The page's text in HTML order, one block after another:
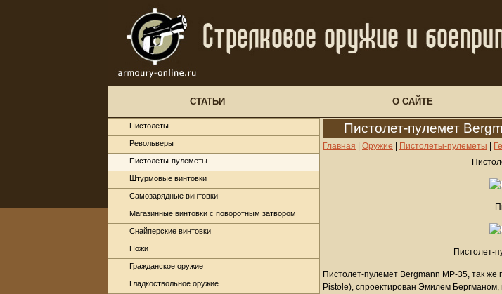
СТАТЬИ О САЙТЕ
Пистолет-пулемет
Главная Оружие Пистолеты-пулеметы
Пистолет-
Пистолет-пулемет Bergmann MP-35, так
Pistole), спроектирован Эмилем Бергманом,
Пистолеты
Револьверы
Пистолеты-пулеметы
Штурмовые винтовки
Самозарядные винтовки
Магазинные винтовки с поворотным затвором
Снайперские винтовки
Ножи
Гражданское оружие
Гладкоствольное оружие